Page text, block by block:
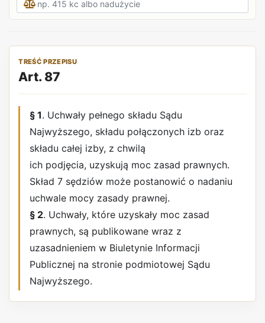
TREŚĆ PRZEPISU
Art. 87
§ 1. Uchwały pełnego składu Sądu
Najwyższego, składu połączonych izb oraz
składu całej izby, z chwilą
ich podjęcia, uzyskują moc zasad prawnych.
Skład 7 sędziów może postanowić o nadaniu
uchwale mocy zasady prawnej.
§ 2. Uchwały, które uzyskały moc zasad
prawnych, są publikowane wraz z
uzasadnieniem w Biuletynie Informacji
Publicznej na stronie podmiotowej Sądu
Najwyższego.